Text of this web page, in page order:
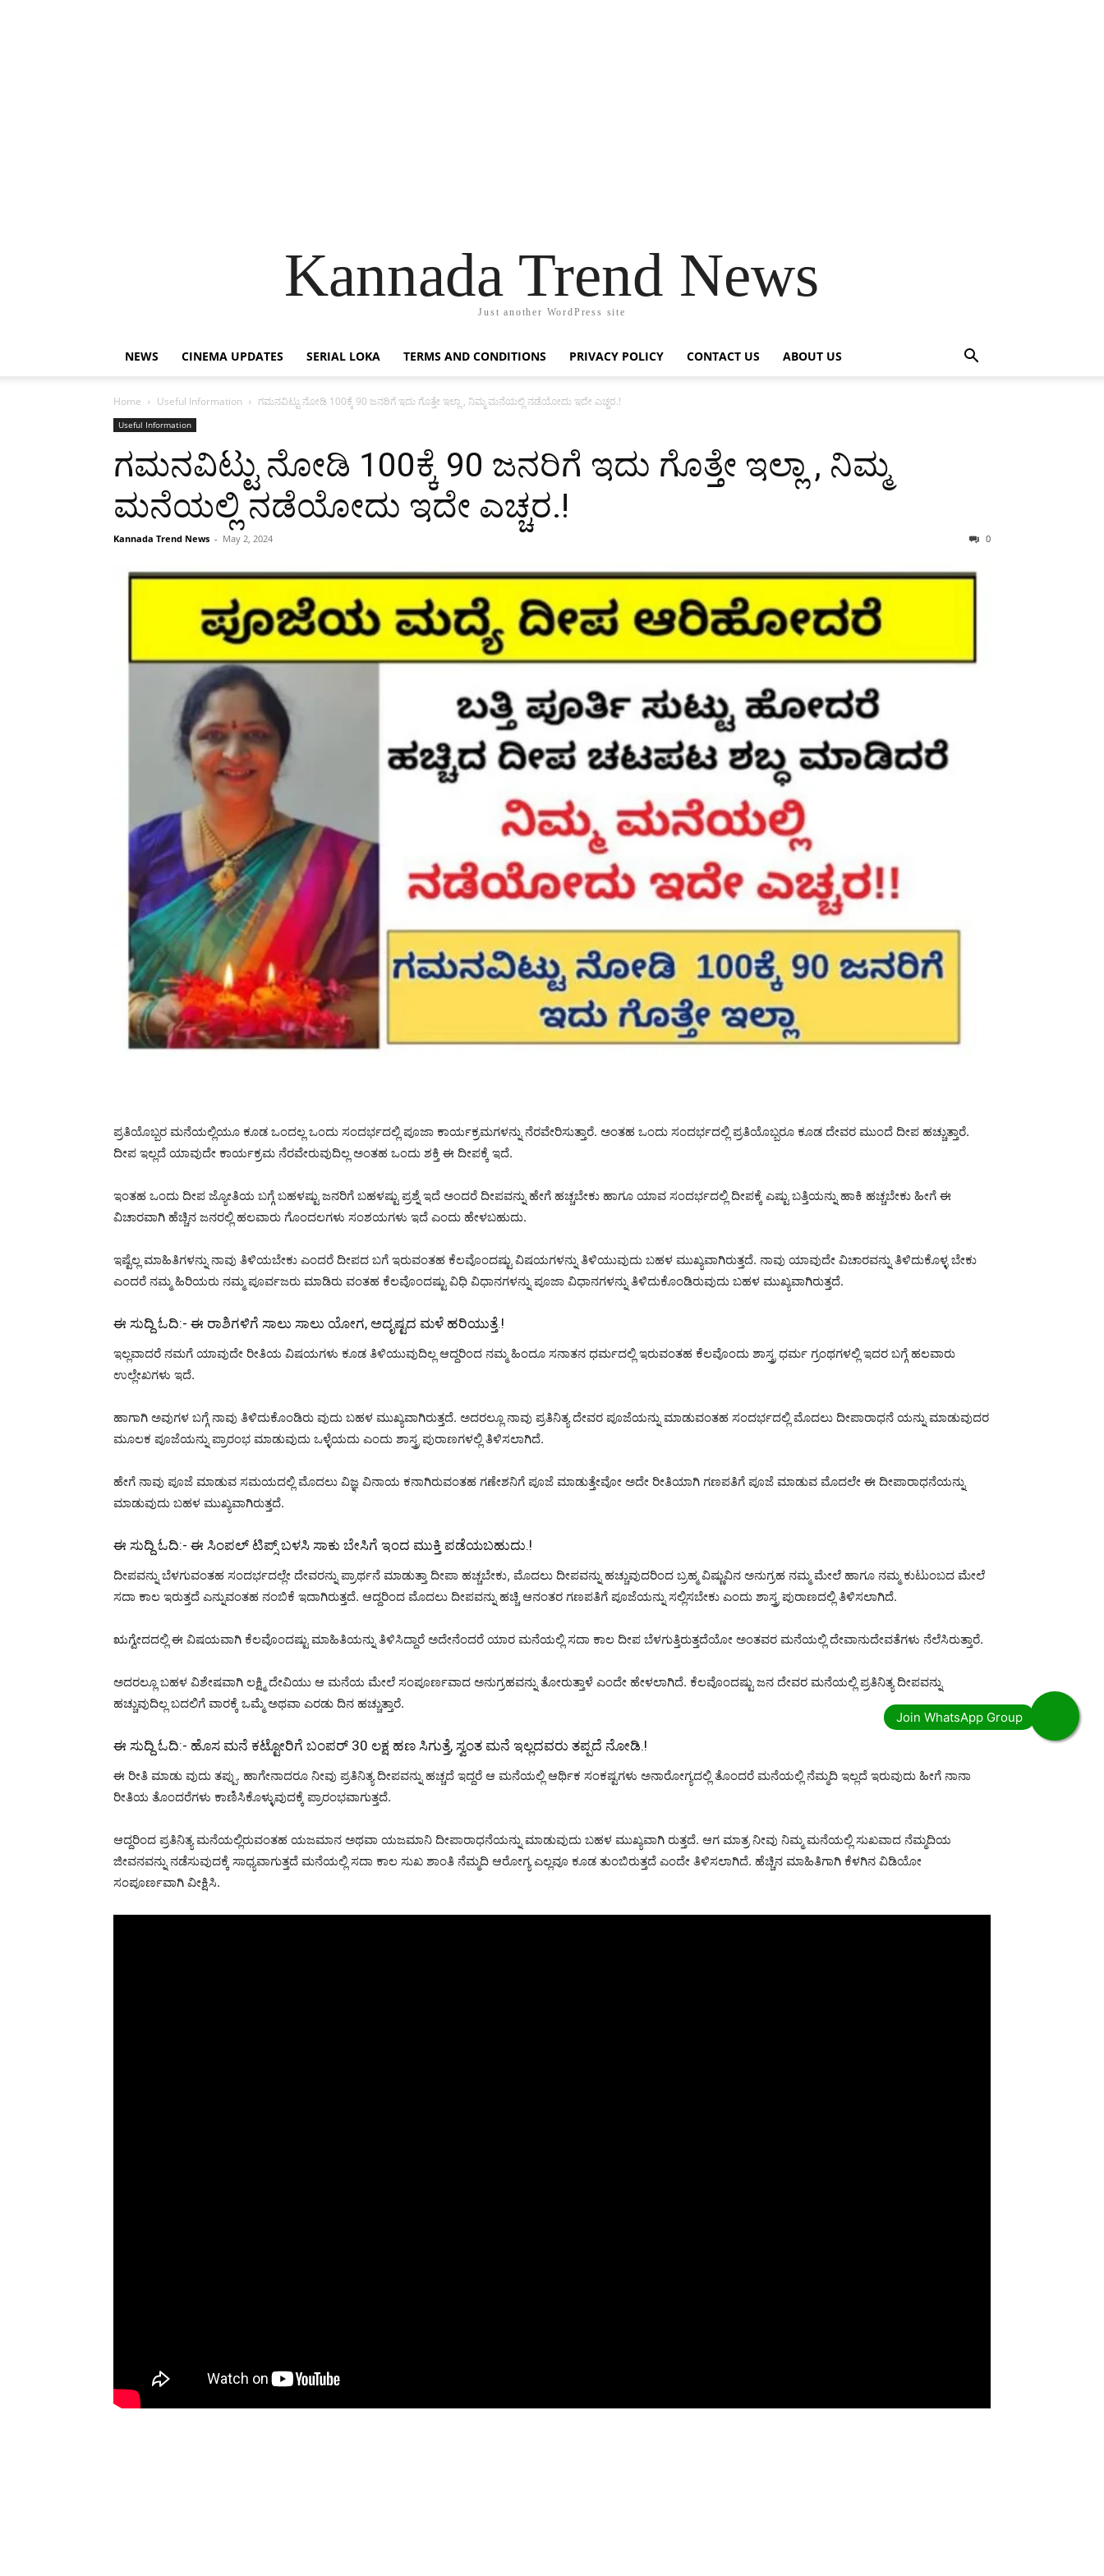
Kannada Trend News
Just another WordPress site
NEWS CINEMA UPDATES SERIAL LOKA TERMS AND CONDITIONS PRIVACY POLICY CONTACT US ABOUT US
Home Useful Information ಗಮನವಿಟ್ಟು ನೋಡಿ 100ಕ್ಕೆ 90 ಜನರಿಗೆ ಇದು ಗೊತ್ತೇ ಇಲ್ಲಾ , ನಿಮ್ಮ ಮನೆಯಲ್ಲಿ ನಡೆಯೋದು ಇದೇ ಎಚ್ಚರ.!
Useful Information
ಗಮನವಿಟ್ಟು ನೋಡಿ 100ಕ್ಕೆ 90 ಜನರಿಗೆ ಇದು ಗೊತ್ತೇ ಇಲ್ಲಾ , ನಿಮ್ಮ
ಮನೆಯಲ್ಲಿ ನಡೆಯೋದು ಇದೇ ಎಚ್ಚರ.!
Kannada Trend News - May 2, 2024 0
ಪ್ರತಿಯೊಬ್ಬರ ಮನೆಯಲ್ಲಿಯೂ ಕೂಡ ಒಂದಲ್ಲ ಒಂದು ಸಂದರ್ಭದಲ್ಲಿ ಪೂಜಾ ಕಾರ್ಯಕ್ರಮಗಳನ್ನು ನೆರವೇರಿಸುತ್ತಾರೆ. ಅಂತಹ ಒಂದು ಸಂದರ್ಭದಲ್ಲಿ ಪ್ರತಿಯೊಬ್ಬರೂ ಕೂಡ ದೇವರ ಮುಂದೆ ದೀಪ ಹಚ್ಚುತ್ತಾರೆ.
ದೀಪ ಇಲ್ಲದೆ ಯಾವುದೇ ಕಾರ್ಯಕ್ರಮ ನೆರವೇರುವುದಿಲ್ಲ ಅಂತಹ ಒಂದು ಶಕ್ತಿ ಈ ದೀಪಕ್ಕೆ ಇದೆ.
ಇಂತಹ ಒಂದು ದೀಪ ಜ್ಯೋತಿಯ ಬಗ್ಗೆ ಬಹಳಷ್ಟು ಜನರಿಗೆ ಬಹಳಷ್ಟು ಪ್ರಶ್ನೆ ಇದೆ ಅಂದರೆ ದೀಪವನ್ನು ಹೇಗೆ ಹಚ್ಚಬೇಕು ಹಾಗೂ ಯಾವ ಸಂದರ್ಭದಲ್ಲಿ ದೀಪಕ್ಕೆ ಎಷ್ಟು ಬತ್ತಿಯನ್ನು ಹಾಕಿ ಹಚ್ಚಬೇಕು ಹೀಗೆ ಈ
ವಿಚಾರವಾಗಿ ಹೆಚ್ಚಿನ ಜನರಲ್ಲಿ ಹಲವಾರು ಗೊಂದಲಗಳು ಸಂಶಯಗಳು ಇದೆ ಎಂದು ಹೇಳಬಹುದು.
ಇಷ್ಟೆಲ್ಲ ಮಾಹಿತಿಗಳನ್ನು ನಾವು ತಿಳಿಯಬೇಕು ಎಂದರೆ ದೀಪದ ಬಗೆ ಇರುವಂತಹ ಕೆಲವೊಂದಷ್ಟು ವಿಷಯಗಳನ್ನು ತಿಳಿಯುವುದು ಬಹಳ ಮುಖ್ಯವಾಗಿರುತ್ತದೆ. ನಾವು ಯಾವುದೇ ವಿಚಾರವನ್ನು ತಿಳಿದುಕೊಳ್ಳ ಬೇಕು
ಎಂದರೆ ನಮ್ಮ ಹಿರಿಯರು ನಮ್ಮ ಪೂರ್ವಜರು ಮಾಡಿರು ವಂತಹ ಕೆಲವೊಂದಷ್ಟು ವಿಧಿ ವಿಧಾನಗಳನ್ನು ಪೂಜಾ ವಿಧಾನಗಳನ್ನು ತಿಳಿದುಕೊಂಡಿರುವುದು ಬಹಳ ಮುಖ್ಯವಾಗಿರುತ್ತದೆ.
ಈ ಸುದ್ದಿ ಓದಿ:- ಈ ರಾಶಿಗಳಿಗೆ ಸಾಲು ಸಾಲು ಯೋಗ, ಅದೃಷ್ಟದ ಮಳೆ ಹರಿಯುತ್ತೆ.!
ಇಲ್ಲವಾದರೆ ನಮಗೆ ಯಾವುದೇ ರೀತಿಯ ವಿಷಯಗಳು ಕೂಡ ತಿಳಿಯುವುದಿಲ್ಲ ಆದ್ದರಿಂದ ನಮ್ಮ ಹಿಂದೂ ಸನಾತನ ಧರ್ಮದಲ್ಲಿ ಇರುವಂತಹ ಕೆಲವೊಂದು ಶಾಸ್ತ್ರ ಧರ್ಮ ಗ್ರಂಥಗಳಲ್ಲಿ ಇದರ ಬಗ್ಗೆ ಹಲವಾರು
ಉಲ್ಲೇಖಗಳು ಇದೆ.
ಹಾಗಾಗಿ ಅವುಗಳ ಬಗ್ಗೆ ನಾವು ತಿಳಿದುಕೊಂಡಿರು ವುದು ಬಹಳ ಮುಖ್ಯವಾಗಿರುತ್ತದೆ. ಅದರಲ್ಲೂ ನಾವು ಪ್ರತಿನಿತ್ಯ ದೇವರ ಪೂಜೆಯನ್ನು ಮಾಡುವಂತಹ ಸಂದರ್ಭದಲ್ಲಿ ಮೊದಲು ದೀಪಾರಾಧನೆ ಯನ್ನು ಮಾಡುವುದರ
ಮೂಲಕ ಪೂಜೆಯನ್ನು ಪ್ರಾರಂಭ ಮಾಡುವುದು ಒಳ್ಳೆಯದು ಎಂದು ಶಾಸ್ತ್ರ ಪುರಾಣಗಳಲ್ಲಿ ತಿಳಿಸಲಾಗಿದೆ.
ಹೇಗೆ ನಾವು ಪೂಜೆ ಮಾಡುವ ಸಮಯದಲ್ಲಿ ಮೊದಲು ವಿಜ್ಞ ವಿನಾಯ ಕನಾಗಿರುವಂತಹ ಗಣೇಶನಿಗೆ ಪೂಜೆ ಮಾಡುತ್ತೇವೋ ಅದೇ ರೀತಿಯಾಗಿ ಗಣಪತಿಗೆ ಪೂಜೆ ಮಾಡುವ ಮೊದಲೇ ಈ ದೀಪಾರಾಧನೆಯನ್ನು
ಮಾಡುವುದು ಬಹಳ ಮುಖ್ಯವಾಗಿರುತ್ತದೆ.
ಈ ಸುದ್ದಿ ಓದಿ:- ಈ ಸಿಂಪಲ್ ಟಿಪ್ಸ್ ಬಳಸಿ ಸಾಕು ಬೇಸಿಗೆ ಇಂದ ಮುಕ್ತಿ ಪಡೆಯಬಹುದು.!
ದೀಪವನ್ನು ಬೆಳಗುವಂತಹ ಸಂದರ್ಭದಲ್ಲೇ ದೇವರನ್ನು ಪ್ರಾರ್ಥನೆ ಮಾಡುತ್ತಾ ದೀಪಾ ಹಚ್ಚಬೇಕು, ಮೊದಲು ದೀಪವನ್ನು ಹಚ್ಚುವುದರಿಂದ ಬ್ರಹ್ಮ ವಿಷ್ಣುವಿನ ಅನುಗ್ರಹ ನಮ್ಮ ಮೇಲೆ ಹಾಗೂ ನಮ್ಮ ಕುಟುಂಬದ ಮೇಲೆ
ಸದಾ ಕಾಲ ಇರುತ್ತದೆ ಎನ್ನುವಂತಹ ನಂಬಿಕೆ ಇದಾಗಿರುತ್ತದೆ. ಆದ್ದರಿಂದ ಮೊದಲು ದೀಪವನ್ನು ಹಚ್ಚಿ ಆನಂತರ ಗಣಪತಿಗೆ ಪೂಜೆಯನ್ನು ಸಲ್ಲಿಸಬೇಕು ಎಂದು ಶಾಸ್ತ್ರ ಪುರಾಣದಲ್ಲಿ ತಿಳಿಸಲಾಗಿದೆ.
ಋಗ್ವೇದದಲ್ಲಿ ಈ ವಿಷಯವಾಗಿ ಕೆಲವೊಂದಷ್ಟು ಮಾಹಿತಿಯನ್ನು ತಿಳಿಸಿದ್ದಾರೆ ಅದೇನೆಂದರೆ ಯಾರ ಮನೆಯಲ್ಲಿ ಸದಾ ಕಾಲ ದೀಪ ಬೆಳಗುತ್ತಿರುತ್ತದೆಯೋ ಅಂತವರ ಮನೆಯಲ್ಲಿ ದೇವಾನುದೇವತೆಗಳು ನೆಲೆಸಿರುತ್ತಾರೆ.
ಅದರಲ್ಲೂ ಬಹಳ ವಿಶೇಷವಾಗಿ ಲಕ್ಷ್ಮಿ ದೇವಿಯು ಆ ಮನೆಯ ಮೇಲೆ ಸಂಪೂರ್ಣವಾದ ಅನುಗ್ರಹವನ್ನು ತೋರುತ್ತಾಳೆ ಎಂದೇ ಹೇಳಲಾಗಿದೆ. ಕೆಲವೊಂದಷ್ಟು ಜನ ದೇವರ ಮನೆಯಲ್ಲಿ ಪ್ರತಿನಿತ್ಯ ದೀಪವನ್ನು
ಹಚ್ಚುವುದಿಲ್ಲ ಬದಲಿಗೆ ವಾರಕ್ಕೆ ಒಮ್ಮೆ ಅಥವಾ ಎರಡು ದಿನ ಹಚ್ಚುತ್ತಾರೆ.
ಈ ಸುದ್ದಿ ಓದಿ:- ಹೊಸ ಮನೆ ಕಟ್ಟೋರಿಗೆ ಬಂಪರ್ 30 ಲಕ್ಷ ಹಣ ಸಿಗುತ್ತೆ, ಸ್ವಂತ ಮನೆ ಇಲ್ಲದವರು ತಪ್ಪದೆ ನೋಡಿ.!
ಈ ರೀತಿ ಮಾಡು ವುದು ತಪ್ಪು. ಹಾಗೇನಾದರೂ ನೀವು ಪ್ರತಿನಿತ್ಯ ದೀಪವನ್ನು ಹಚ್ಚದೆ ಇದ್ದರೆ ಆ ಮನೆಯಲ್ಲಿ ಆರ್ಥಿಕ ಸಂಕಷ್ಟಗಳು ಅನಾರೋಗ್ಯದಲ್ಲಿ ತೊಂದರೆ ಮನೆಯಲ್ಲಿ ನೆಮ್ಮದಿ ಇಲ್ಲದೆ ಇರುವುದು ಹೀಗೆ ನಾನಾ
ರೀತಿಯ ತೊಂದರೆಗಳು ಕಾಣಿಸಿಕೊಳ್ಳುವುದಕ್ಕೆ ಪ್ರಾರಂಭವಾಗುತ್ತದೆ.
ಆದ್ದರಿಂದ ಪ್ರತಿನಿತ್ಯ ಮನೆಯಲ್ಲಿರುವಂತಹ ಯಜಮಾನ ಅಥವಾ ಯಜಮಾನಿ ದೀಪಾರಾಧನೆಯನ್ನು ಮಾಡುವುದು ಬಹಳ ಮುಖ್ಯವಾಗಿ ರುತ್ತದೆ. ಆಗ ಮಾತ್ರ ನೀವು ನಿಮ್ಮ ಮನೆಯಲ್ಲಿ ಸುಖವಾದ ನೆಮ್ಮದಿಯ
ಜೀವನವನ್ನು ನಡೆಸುವುದಕ್ಕೆ ಸಾಧ್ಯವಾಗುತ್ತದೆ ಮನೆಯಲ್ಲಿ ಸದಾ ಕಾಲ ಸುಖ ಶಾಂತಿ ನೆಮ್ಮದಿ ಆರೋಗ್ಯ ಎಲ್ಲವೂ ಕೂಡ ತುಂಬಿರುತ್ತದೆ ಎಂದೇ ತಿಳಿಸಲಾಗಿದೆ. ಹೆಚ್ಚಿನ ಮಾಹಿತಿಗಾಗಿ ಕೆಳಗಿನ ವಿಡಿಯೋ
ಸಂಪೂರ್ಣವಾಗಿ ವೀಕ್ಷಿಸಿ.